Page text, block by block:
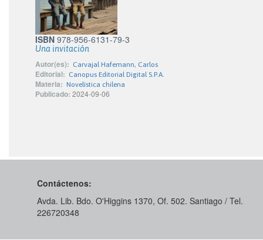
ISBN 978-956-6131-79-3
Una invitación
Autor(es): Carvajal Hafemann, Carlos
Editorial: Canopus Editorial Digital S.P.A.
Materia: Novelística chilena
Publicado: 2024-09-06
Contáctenos:
Avda. Lib. Bdo. O'Higgins 1370, Of. 502. Santiago / Tel.
226720348